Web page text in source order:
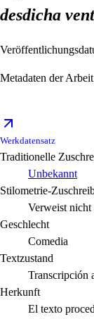
desdicha
Metadaten der Arbeit
Werkdatensatz
Traditionelle
Unbekannt
Stilometrie-
Verweist
Geschlecht
Comedia
Textzustand
Transcripción
Herkunft
El texto